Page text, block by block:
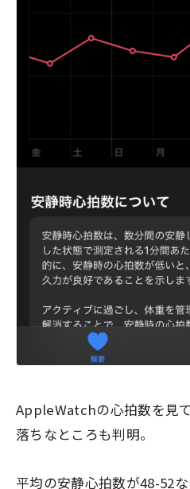
AppleWatchの心拍数を見
落ちなところも判明。
平均の安静心拍数が48-52